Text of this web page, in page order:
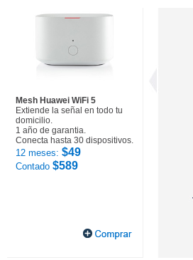
Mesh Huawei WiFi 5
Extiende la señal en todo tu
domicilio.
1 año de garantia.
Conecta hasta 30 dispositivos.
12 meses: $49
Contado $589